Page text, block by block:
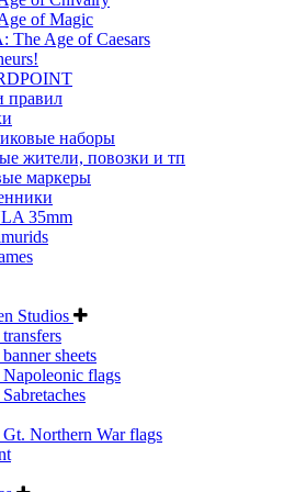
of Magic
The Age of Caesars
правил
наборы
жители, повозки и тп
маркеры
35mm
Studios
sheets
Napoleonic flags
Gt. Northern War flags